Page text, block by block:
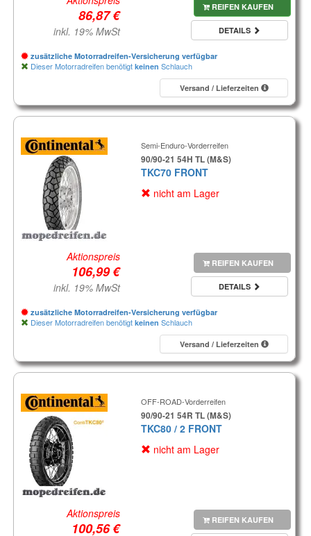
inkl. 19% MwSt
REIFEN KAUFEN
DETAILS
zusätzliche Motorradreifen-Versicherung verfügbar
Dieser Motorradreifen benötigt keinen Schlauch
Versand / Lieferzeiten
Semi-Enduro-Vorderreifen
90/90-21 54H TL (M&S)
TKC70 FRONT
nicht am Lager
Aktionspreis
inkl. 19% MwSt
REIFEN KAUFEN
DETAILS
zusätzliche Motorradreifen-Versicherung verfügbar
Dieser Motorradreifen benötigt keinen Schlauch
Versand / Lieferzeiten
OFF-ROAD-Vorderreifen
90/90-21 54R TL (M&S)
TKC80 / 2 FRONT
nicht am Lager
Aktionspreis REIFEN KAUFEN